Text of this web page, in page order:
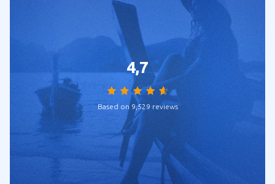
4,7
Based on 9,529 reviews